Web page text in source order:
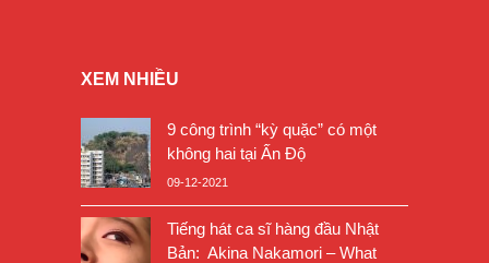
XEM NHIỀU
9 công trình “kỳ quặc” có một
không hai tại Ấn Độ
09-12-2021
Tiếng hát ca sĩ hàng đầu Nhật
Bản: Akina Nakamori – What